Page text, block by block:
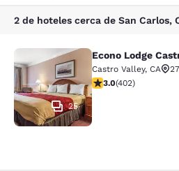
Econo Lodge Castro
25
Econo Lodge
Castro Valley, CA
calificación de 3.05
3.0(402)